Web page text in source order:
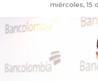
miércoles, 15